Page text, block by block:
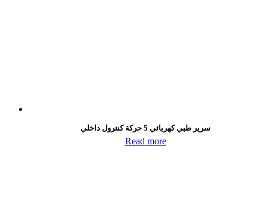
سرير طبي كهربائي 5 حركة كنترول داخلي
Read more